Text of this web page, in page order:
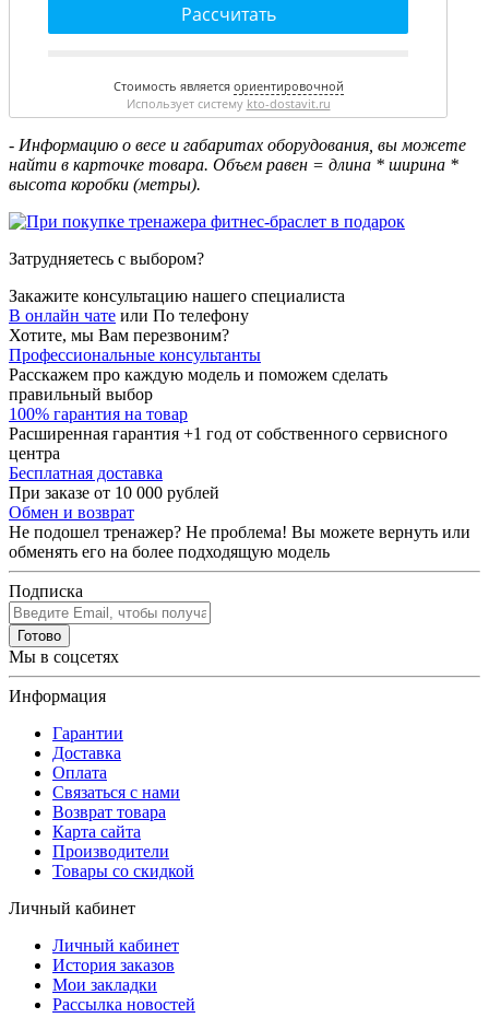
Рассчитать
Стоимость является ориентировочной
Использует систему kto-dostavit.ru
- Информацию о весе и габаритах оборудования, вы можете
найти в карточке товара. Объем равен = длина * ширина *
высота коробки (метры).
Затрудняетесь с выбором?
Закажите консультацию нашего специалиста
В онлайн чате или По телефону
Хотите, мы Вам перезвоним?
Профессиональные консультанты
Расскажем про каждую модель и поможем сделать
правильный выбор
100% гарантия на товар
Расширенная гарантия +1 год от собственного сервисного
центра
Бесплатная доставка
При заказе от 10 000 рублей
Обмен и возврат
Не подошел тренажер? Не проблема! Вы можете вернуть или
обменять его на более подходящую модель
Подписка
Готово
Мы в соцсетях
Информация
Гарантии
Доставка
Оплата
Связаться с нами
Возврат товара
Карта сайта
Производители
Товары со скидкой
Личный кабинет
Личный кабинет
История заказов
Мои закладки
Рассылка новостей